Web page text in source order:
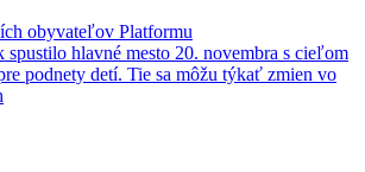
obyvateľov Platformu
spustilo hlavné mesto 20. novembra s cieľom
podnety detí. Tie sa môžu týkať zmien vo